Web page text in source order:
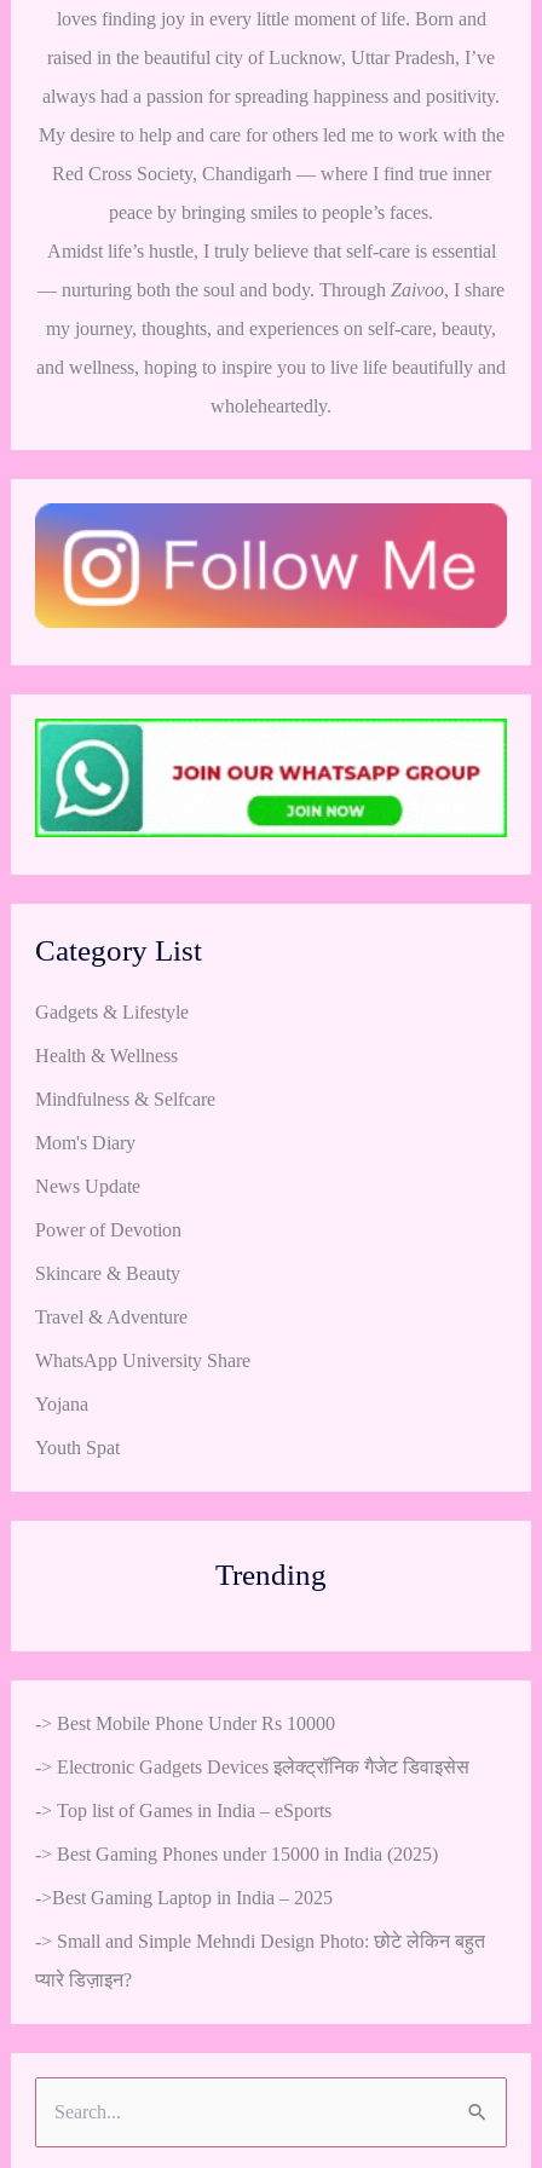
loves finding joy in every little moment of life. Born and
raised in the beautiful city of Lucknow, Uttar Pradesh, I’ve
always had a passion for spreading happiness and positivity.
My desire to help and care for others led me to work with the
Red Cross Society, Chandigarh — where I find true inner
peace by bringing smiles to people’s faces.
Amidst life’s hustle, I truly believe that self-care is essential
— nurturing both the soul and body. Through Zaivoo, I share
my journey, thoughts, and experiences on self-care, beauty,
and wellness, hoping to inspire you to live life beautifully and
wholeheartedly.
Category List
Gadgets & Lifestyle
Health & Wellness
Mindfulness & Selfcare
Mom's Diary
News Update
Power of Devotion
Skincare & Beauty
Travel & Adventure
WhatsApp University Share
Yojana
Youth Spat
Trending
-> Best Mobile Phone Under Rs 10000
-> Electronic Gadgets Devices इलेक्ट्रॉनिक गैजेट डिवाइसेस
-> Top list of Games in India – eSports
-> Best Gaming Phones under 15000 in India (2025)
->Best Gaming Laptop in India – 2025
-> Small and Simple Mehndi Design Photo: छोटे लेकिन बहुत
प्यारे डिज़ाइन?